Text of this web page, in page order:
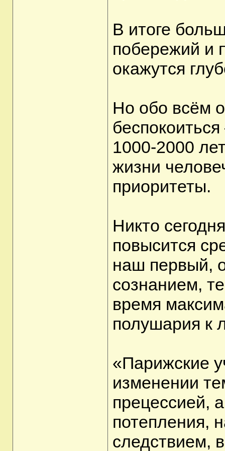
В итоге
побережий и
окажутся
Но обо всём
1000-2000
жизни
приоритеты.
Никто
повысится
наш первый,
сознанием,
время
полушария к
«Парижские
изменении
прецессией,
потепления,
следствием,